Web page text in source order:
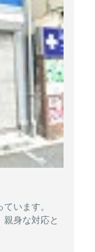
います。
身な対応と